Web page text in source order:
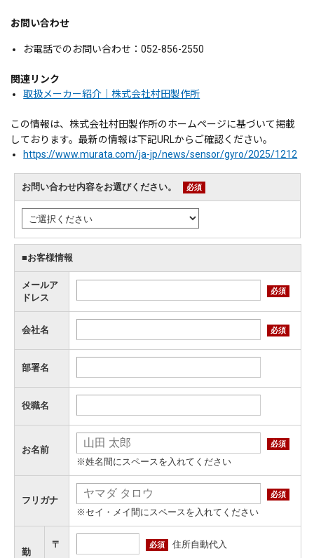
お問い合わせ
お電話でのお問い合わせ：052-856-2550
関連リンク
取扱メーカー紹介｜株式会社村田製作所
この情報は、株式会社村田製作所のホームページに基づいて掲載
しております。最新の情報は下記URLからご確認ください。
https://www.murata.com/ja-jp/news/sensor/gyro/2025/1212
お問い合わせ内容をお選びください。 必須
■お客様情報
メールア
ドレス
必須
会社名 必須
部署名
役職名
お名前
必須
※姓名間にスペースを入れてください
フリガナ
必須
※セイ・メイ間にスペースを入れてください
勤
〒 必須 住所自動代入